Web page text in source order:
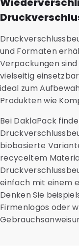
und Formaten
Verpackungen
vielseitig
ideal zum
Produkten wie
Bei DaklaPack
biobasierte
recyceltem
einfach mit einem
Denken Sie
Firmenlogos oder